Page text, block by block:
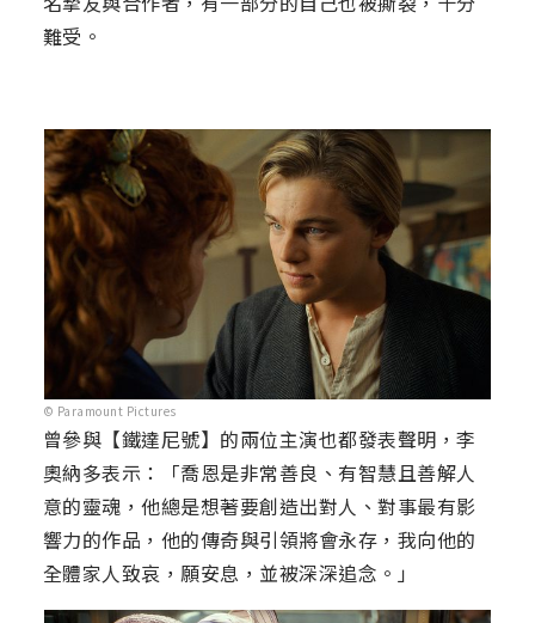
難受。
© Paramount Pictures
曾參與【鐵達尼號】的兩位主演也都發表聲明，李
奧納多表示：「喬恩是非常善良、有智慧且善解人
意的靈魂，他總是想著要創造出對人、對事最有影
響力的作品，他的傳奇與引領將會永存，我向他的
全體家人致哀，願安息，並被深深追念。」